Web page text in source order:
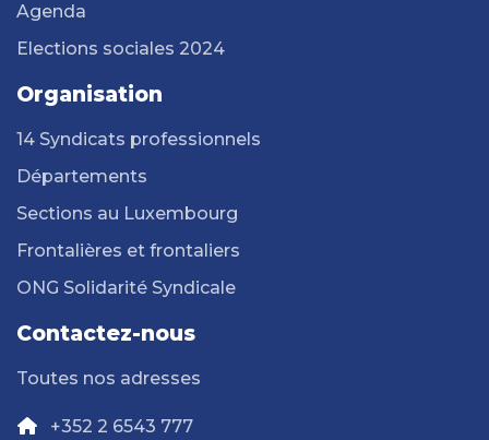
Agenda
Elections sociales 2024
Organisation
14 Syndicats professionnels
Départements
Sections au Luxembourg
Frontalières et frontaliers
ONG Solidarité Syndicale
Contactez-nous
Toutes nos adresses
+352 2 6543 777